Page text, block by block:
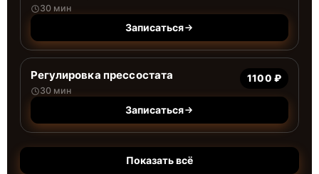
30 мин
Записаться
Регулировка прессостата
30 мин
1100 ₽
Записаться
Показать всё